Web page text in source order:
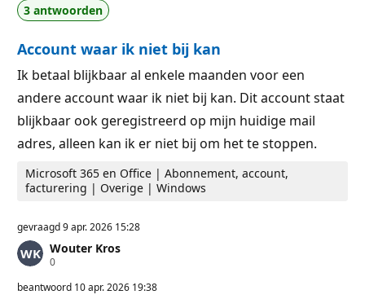
n
t
n
t
i
p
n
t
e
3 antwoorden
Account waar ik niet bij kan
Ik betaal blijkbaar al enkele maanden voor een
andere account waar ik niet bij kan. Dit account staat
blijkbaar ook geregistreerd op mijn huidige mail
adres, alleen kan ik er niet bij om het te stoppen.
Microsoft 365 en Office | Abonnement, account,
facturering | Overige | Windows
gevraagd9 apr. 2026 15:28
Wouter Kros
0R
p
beantwoord 10 apr. 2026 19:38